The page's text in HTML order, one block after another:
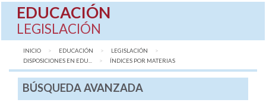
EDUCACIÓN
LEGISLACIÓN
INICIO EDUCACIÓN
LEGISLACIÓN
DISPOSICIONES EN EDU...
AQUÍ:
ÍNDICES POR MATERIAS
BÚSQUEDA AVANZADA